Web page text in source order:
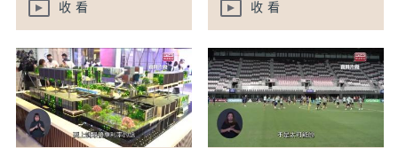
收看 收看